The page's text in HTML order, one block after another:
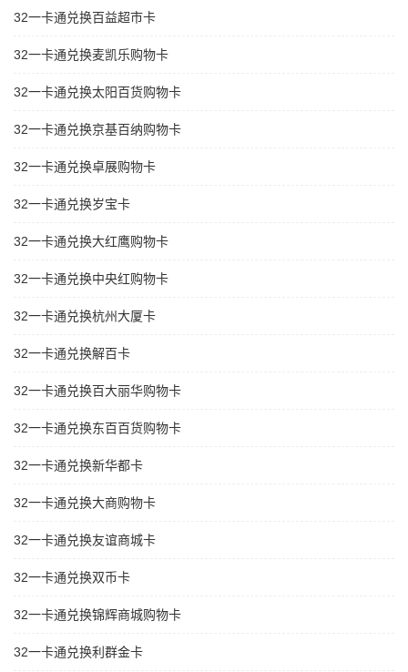
32一卡通兑换百益超市卡
32一卡通兑换麦凯乐购物卡
32一卡通兑换太阳百货购物卡
32一卡通兑换京基百纳购物卡
32一卡通兑换卓展购物卡
32一卡通兑换岁宝卡
32一卡通兑换大红鹰购物卡
32一卡通兑换中央红购物卡
32一卡通兑换杭州大厦卡
32一卡通兑换解百卡
32一卡通兑换百大丽华购物卡
32一卡通兑换东百百货购物卡
32一卡通兑换新华都卡
32一卡通兑换大商购物卡
32一卡通兑换友谊商城卡
32一卡通兑换双币卡
32一卡通兑换锦辉商城购物卡
32一卡通兑换利群金卡